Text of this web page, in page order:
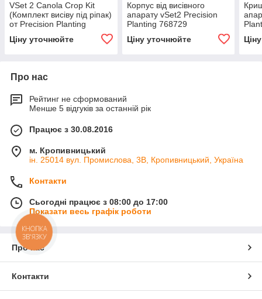
VSet 2 Canola Crop Kit
(Комплект висіву під ріпак)
от Precision Planting
Ціну уточнюйте
Корпус від висівного
апарату vSet2 Precision
Planting 768729
Ціну уточнюйте
Про нас
Рейтинг не сформований
Менше 5 відгуків за останній рік
Працює з 30.08.2016
м. Кропивницький
ін. 25014 вул. Промислова, 3В, Кропивницький, Україна
Контакти
Сьогодні працює з 08:00 до 17:00
Показати весь графік роботи
Про нас
Контакти
КНОПКА
ЗВ'ЯЗКУ